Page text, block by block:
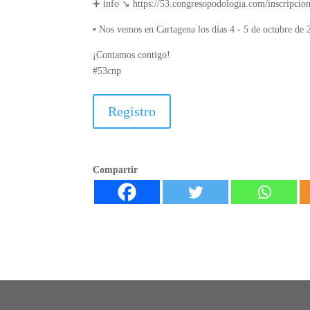
➕ info ↘️ https://53.congresopodologia.com/
▪️ Nos vemos en Cartagena los días 4 - 5 de octubre de
¡Contamos contigo!
#53cnp
Registro
Compartir